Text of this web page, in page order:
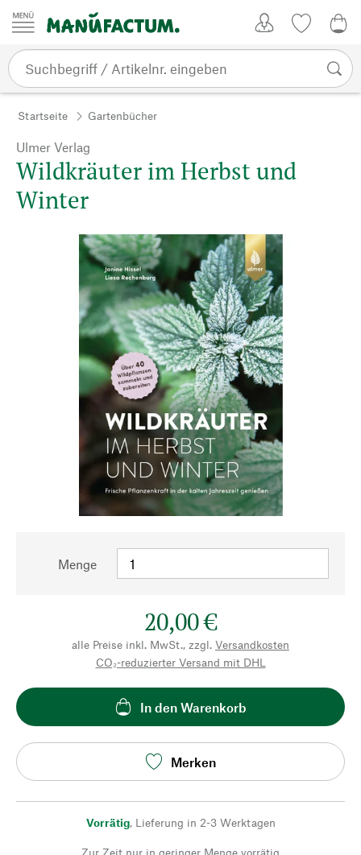
Zum Inhalt springen
Startseite Gartenbücher
Ulmer Verlag
Wildkräuter im Herbst und
Winter
Menge
20,00 €
alle Preise inkl. MwSt., zzgl. Versandkosten
CO₂-reduzierter Versand mit DHL
In den Warenkorb
Merken
Vorrätig, Lieferung in 2-3 Werktagen
Zur Zeit nur in geringer Menge vorrätig